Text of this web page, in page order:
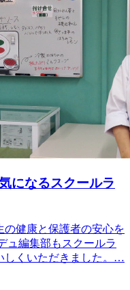
になるスクールラ
健康と保護者の安心を
ュ編集部もスクールラ
しくいただきました。…